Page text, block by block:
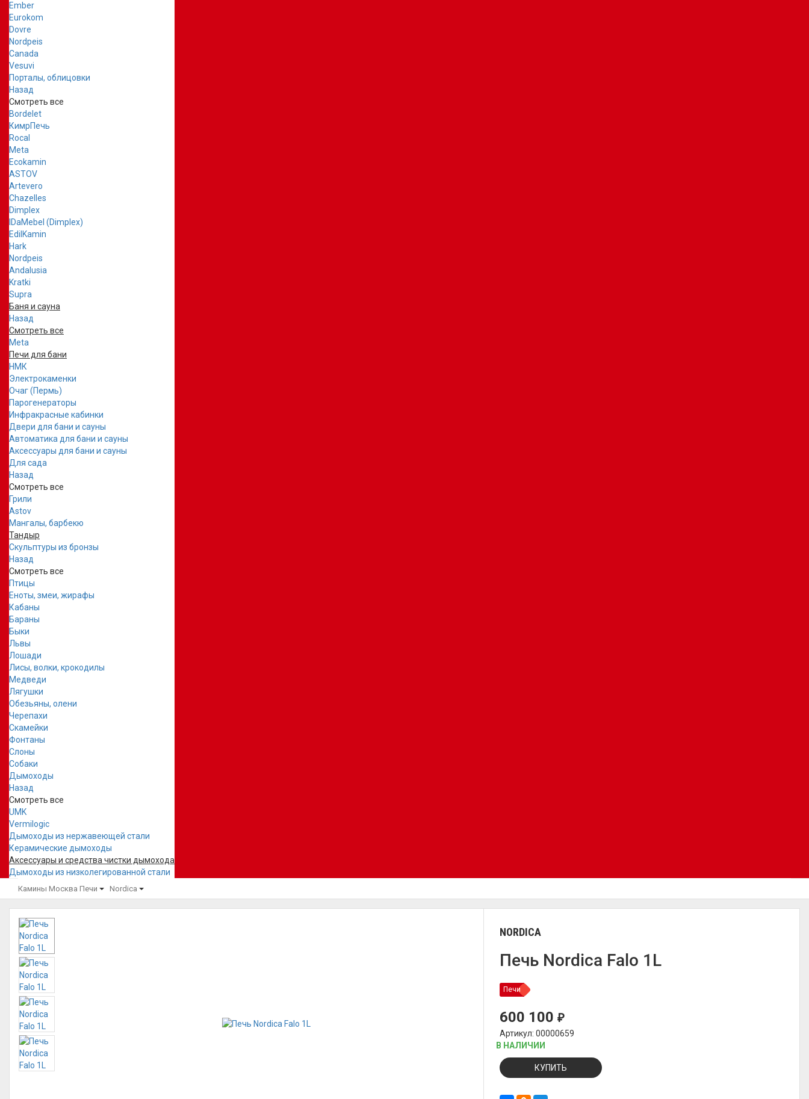
Ember
Eurokom
Dovre
Nordpeis
Canada
Vesuvi
Порталы, облицовки
Назад
Смотреть все
Bordelet
КимрПечь
Rocal
Meta
Ecokamin
ASTOV
Artevero
Chazelles
Dimplex
IDaMebel (Dimplex)
EdilKamin
Hark
Nordpeis
Andalusia
Kratki
Supra
Баня и сауна
Назад
Смотреть все
Meta
Печи для бани
НМК
Электрокаменки
Очаг (Пермь)
Парогенераторы
Инфракрасные кабинки
Двери для бани и сауны
Автоматика для бани и сауны
Аксессуары для бани и сауны
Для сада
Назад
Смотреть все
Грили
Astov
Мангалы, барбекю
Тандыр
Скульптуры из бронзы
Назад
Смотреть все
Птицы
Еноты, змеи, жирафы
Кабаны
Бараны
Быки
Львы
Лошади
Лисы, волки, крокодилы
Медведи
Лягушки
Обезьяны, олени
Черепахи
Скамейки
Фонтаны
Слоны
Собаки
Дымоходы
Назад
Смотреть все
UMK
Vermilogic
Дымоходы из нержавеющей стали
Керамические дымоходы
Аксессуары и средства чистки дымохода
Дымоходы из низколегированной стали
Камины Москва Печи Nordica
NORDICA
Печь Nordica Falo 1L
Печи
600 100₽
Артикул: 00000659
В НАЛИЧИИ
КУПИТЬ